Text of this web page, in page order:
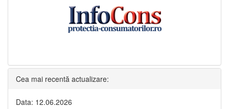
Cea mai recentă actualizare:
Data: 12.06.2026